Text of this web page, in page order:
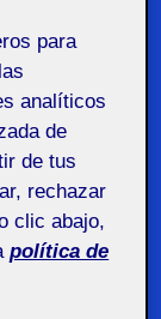
se
para
de
para
analíticos
de
de tus
rechazar
clic abajo,
política de